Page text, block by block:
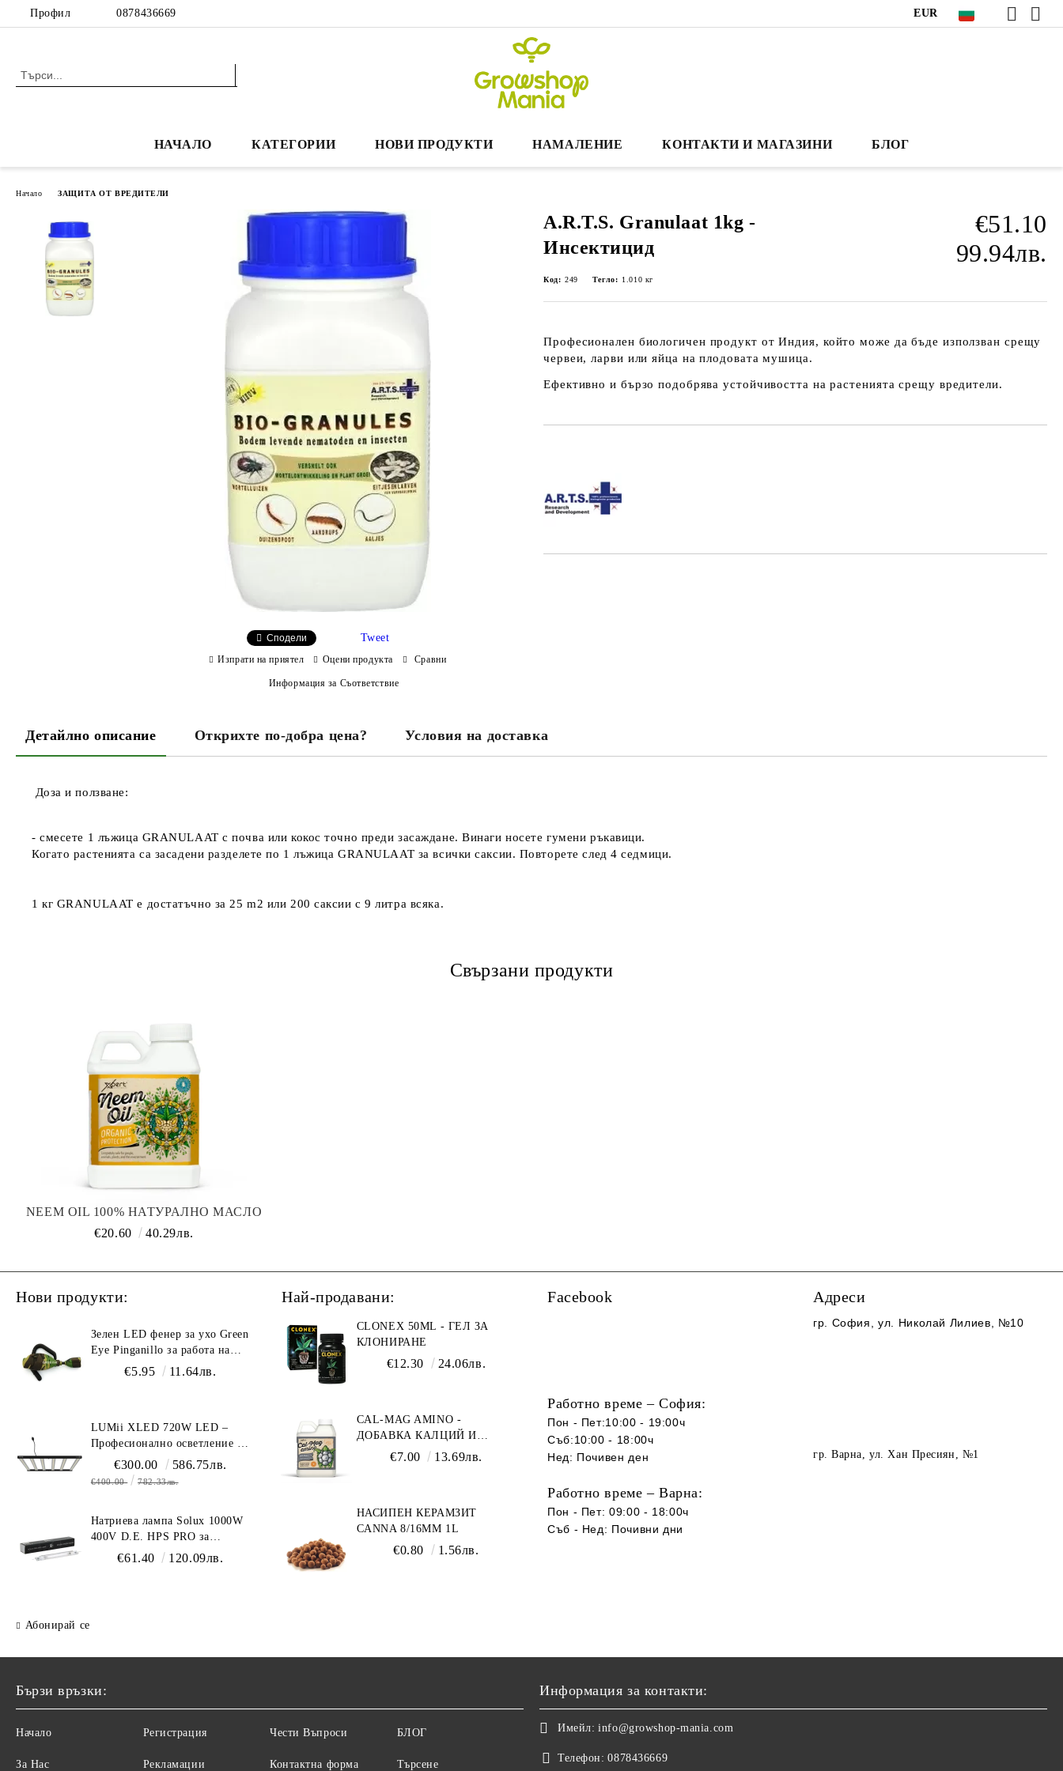
Профил 0878436669 EUR
НАЧАЛО КАТЕГОРИИ НОВИ ПРОДУКТИ НАМАЛЕНИЕ КОНТАКТИ И МАГАЗИНИ БЛОГ
Начало ЗАЩИТА ОТ ВРЕДИТЕЛИ
A.R.T.S. Granulaat 1kg -
Инсектицид
€51.10
99.94лв.
Код: 249 Тегло: 1.010 кг
Професионален биологичен продукт от Индия, който може да бъде използван срещу
червеи, ларви или яйца на плодовата мушица.
Ефективно и бързо подобрява устойчивостта на растенията срещу вредители.
Сподели Tweet
Изпрати на приятел Оцени продукта Сравни
Информация за Съответствие
Детайлно описание Открихте по-добра цена? Условия на доставка
Доза и ползване:
- смесете 1 лъжица GRANULAAT с почва или кокос точно преди засаждане. Винаги носете гумени ръкавици.
Когато растенията са засадени разделете по 1 лъжица GRANULAAT за всички саксии. Повторете след 4 седмици.
1 кг GRANULAAT е достатъчно за 25 m2 или 200 саксии с 9 литра всяка.
Свързани продукти
NEEM OIL 100% НАТУРАЛНО МАСЛО
ОТ НИЙМ – XPERT NUTRIENTS
€20.60 40.29лв.
Нови продукти:
Зелен LED фенер за ухо Green
Eye Pinganillo за работа на
тъмно в гроурум
€5.95 11.64лв.
LUMii XLED 720W LED –
Професионално осветление с
пълен спектър (1700 µmol/s)
€300.00 586.75лв.
€400.00 782.33лв.
Натриева лампа Solux 1000W
400V D.E. HPS PRO за
професионално осветление
€61.40 120.09лв.
Абонирай се
Най-продавани:
CLONEX 50ML - ГЕЛ ЗА
КЛОНИРАНЕ
€12.30 24.06лв.
CAL-MAG AMINO -
ДОБАВКА КАЛЦИЙ И
МАГНЕЗИЙ
€7.00 13.69лв.
НАСИПЕН КЕРАМЗИТ
CANNA 8/16ММ 1L
€0.80 1.56лв.
Facebook
Работно време – София:
Пон - Пет:10:00 - 19:00ч
Съб:10:00 - 18:00ч
Нед: Почивен ден
Работно време – Варна:
Пон - Пет: 09:00 - 18:00ч
Съб - Нед: Почивни дни
Адреси
гр. София , ул. Николай Лилиев, №10
гр. Варна, ул. Хан Пресиян, №1
Бързи връзки:
Начало
За Нас
Регистрация
Рекламации
Чести Въпроси
Контактна форма
БЛОГ
Търсене
Информация за контакти:
Имейл: info@growshop-mania.com
Телефон: 0878436669